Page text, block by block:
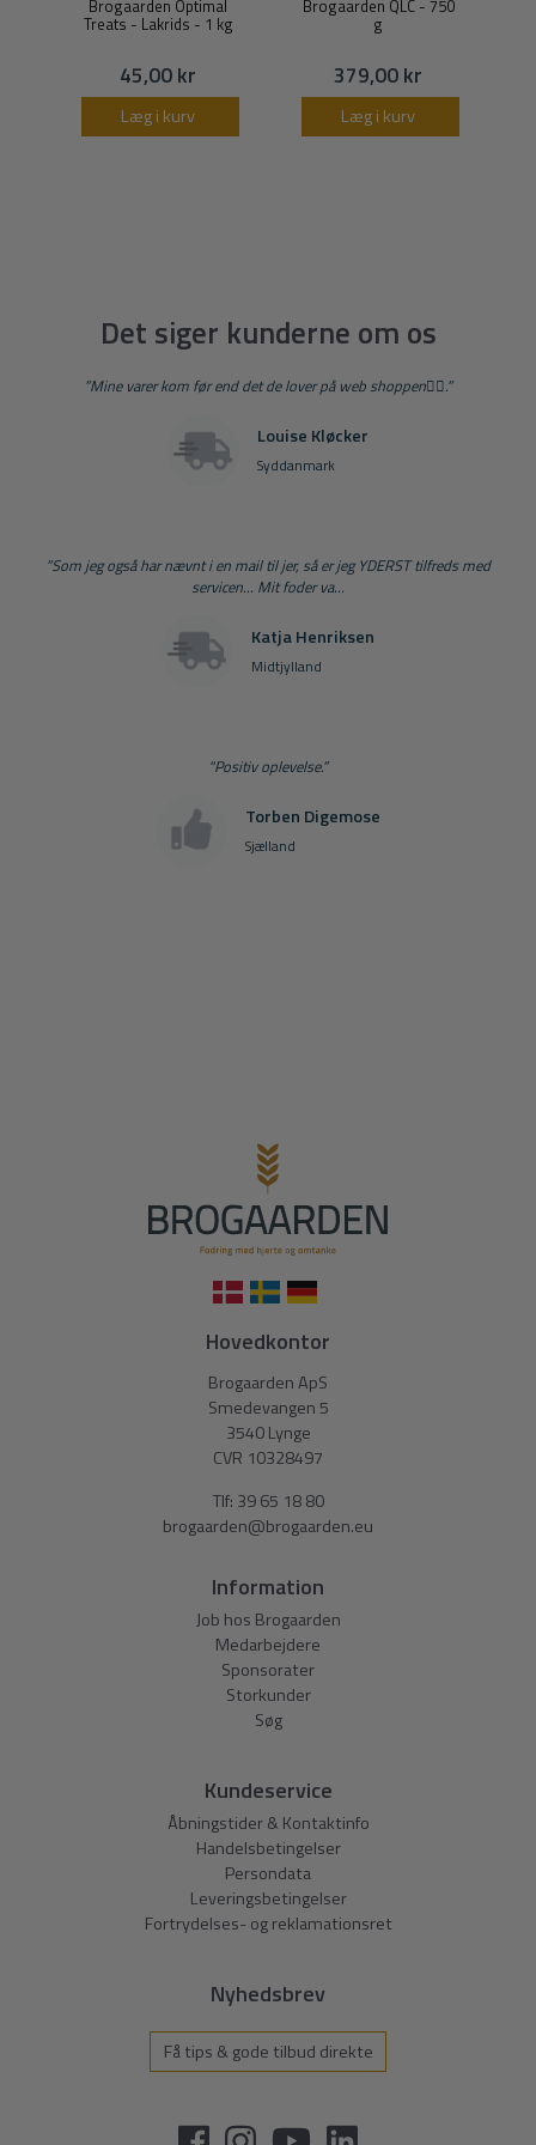
Brogaarden Optimal
Treats - Lakrids - 1 kg
45,00 kr
Læg i kurv
Brogaarden QLC - 750
g
379,00 kr
Læg i kurv
Det siger kunderne om os
”Mine varer kom før end det de lover på web shoppen👍🏻.”
Louise Kløcker
Syddanmark
”Som jeg også har nævnt i en mail til jer, så er jeg YDERST tilfreds med
servicen... Mit foder va...
Katja Henriksen
Midtjylland
"Positiv oplevelse.”
Torben Digemose
Sjælland
Hovedkontor
Brogaarden ApS
Smedevangen 5
3540 Lynge
CVR 10328497
Tlf: 39 65 18 80
brogaarden@brogaarden.eu
Information
Job hos Brogaarden
Medarbejdere
Sponsorater
Storkunder
Søg
Kundeservice
Åbningstider & Kontaktinfo
Handelsbetingelser
Persondata
Leveringsbetingelser
Fortrydelses- og reklamationsret
Nyhedsbrev
Få tips & gode tilbud direkte